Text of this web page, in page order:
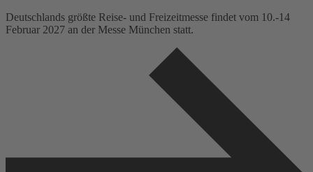
Deutschlands größte Reise- und Freizeitmesse findet vom 10.-14
Februar 2027 an der Messe München statt.